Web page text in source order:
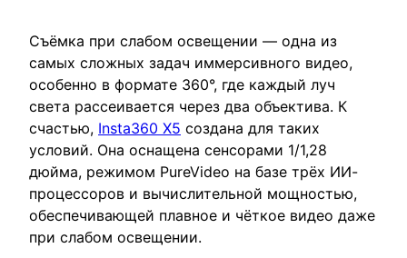
Съёмка при слабом освещении — одна из
самых сложных задач иммерсивного видео,
особенно в формате 360°, где каждый луч
света рассеивается через два объектива. К
счастью, Insta360 X5 создана для таких
условий. Она оснащена сенсорами 1/1,28
дюйма, режимом PureVideo на базе трёх ИИ-
процессоров и вычислительной мощностью,
обеспечивающей плавное и чёткое видео даже
при слабом освещении.